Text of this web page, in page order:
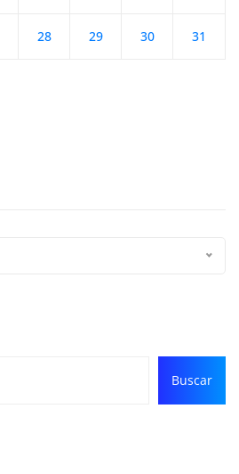
28 29 30 31
Buscar